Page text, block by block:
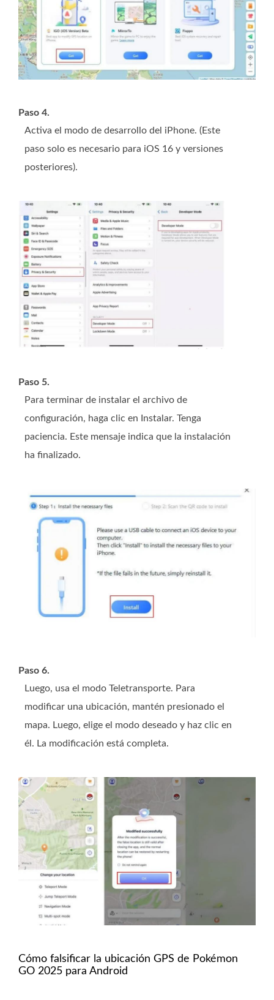
Paso 4.
Activa el modo de desarrollo del iPhone. (Este
paso solo es necesario para iOS 16 y versiones
posteriores).
Paso 5.
Para terminar de instalar el archivo de
configuración, haga clic en Instalar. Tenga
paciencia. Este mensaje indica que la instalación
ha finalizado.
Paso 6.
Luego, usa el modo Teletransporte. Para
modificar una ubicación, mantén presionado el
mapa. Luego, elige el modo deseado y haz clic en
él. La modificación está completa.
Cómo falsificar la ubicación GPS de Pokémon
GO 2025 para Android